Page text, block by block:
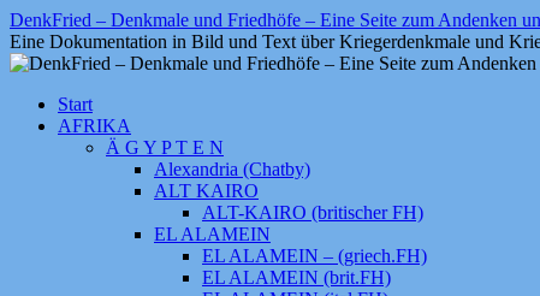
Zum
Inhalt
springen
DenkFried – Denkmale und Friedhöfe – Eine Seite zum Andenken
Eine Dokumentation in Bild und Text über Kriegerdenkmale und
Start
AFRIKA
Ä G Y P T E N
Alexandria (Chatby)
ALT KAIRO
ALT-KAIRO (britischer FH)
EL ALAMEIN
EL ALAMEIN – (griech.FH)
EL ALAMEIN (brit.FH)